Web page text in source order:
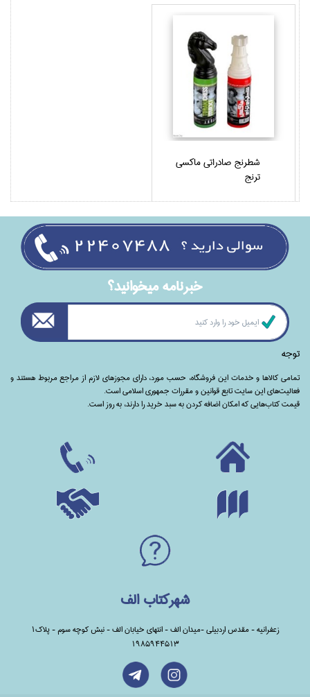
شطرنج صادراتي ماكسي
ترنج
خبرنامه ميخوانيد؟
توجه
تمامی‌ کالاها و خدمات این فروشگاه، حسب مورد،‌ دارای مجوزهای لازم از مراجع مربوط هستند ‌و‌‌
فعالیت‌های این سایت تابع قوانین و مقررات جمهوری اسلامی است.
قیمت کتاب‌هایی که امکان اضافه کردن به سبد خرید را دارند،‌ به روز است.
شهرکتاب الف
زعفرانیه - مقدس اردبیلی -میدان الف - انتهای خیابان الف - نبش کوچه سوم - پلاک1
1985944513